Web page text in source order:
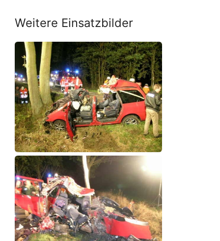
Weitere Einsatzbilder